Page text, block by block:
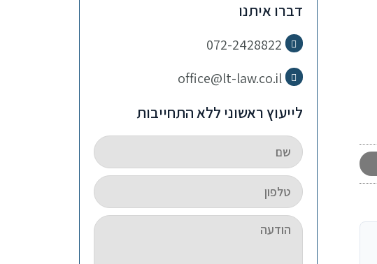
דברו איתנו
072-2428822
office@lt-law.co.il
לייעוץ ראשוני ללא התחייבות